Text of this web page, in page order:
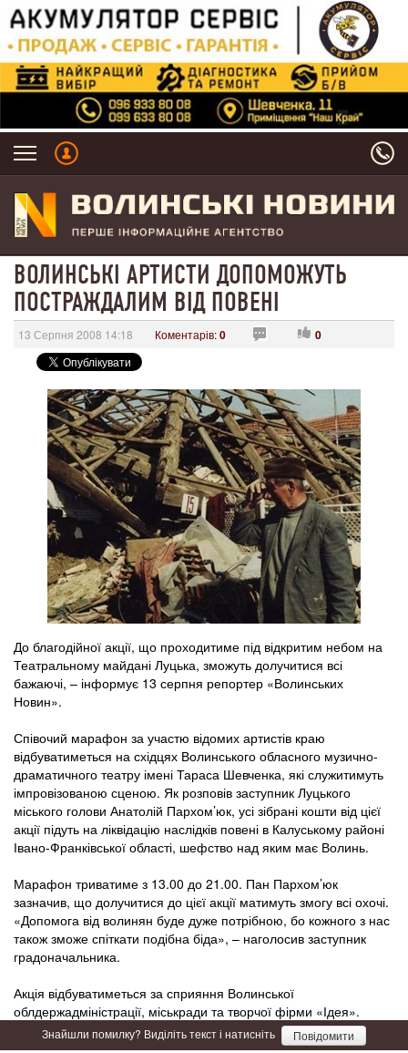
ВОЛИНСЬКІ АРТИСТИ ДОПОМОЖУТЬ
ПОСТРАЖДАЛИМ ВІД ПОВЕНІ
13 Серпня 2008 14:18 Коментарів:0 0
До благодійної акції, що проходитиме під відкритим небом на
Театральному майдані Луцька, зможуть долучитися всі
бажаючі, – інформує 13 серпня репортер «Волинських
Новин».
Співочий марафон за участю відомих артистів краю
відбуватиметься на східцях Волинського обласного музично-
драматичного театру імені Тараса Шевченка, які служитимуть
імпровізованою сценою. Як розповів заступник Луцького
міського голови Анатолій Пархом’юк, усі зібрані кошти від цієї
акції підуть на ліквідацію наслідків повені в Калуському районі
Івано-Франківської області, шефство над яким має Волинь.
Марафон триватиме з 13.00 до 21.00. Пан Пархом’юк
зазначив, що долучитися до цієї акції матимуть змогу всі охочі.
«Допомога від волинян буде дуже потрібною, бо кожного з нас
також зможе спіткати подібна біда», – наголосив заступник
градоначальника.
Акція відбуватиметься за сприяння Волинської
облдержадміністрації, міськради та творчої фірми «Ідея».
Знайшли помилку? Виділіть текст і натисніть Повідомити